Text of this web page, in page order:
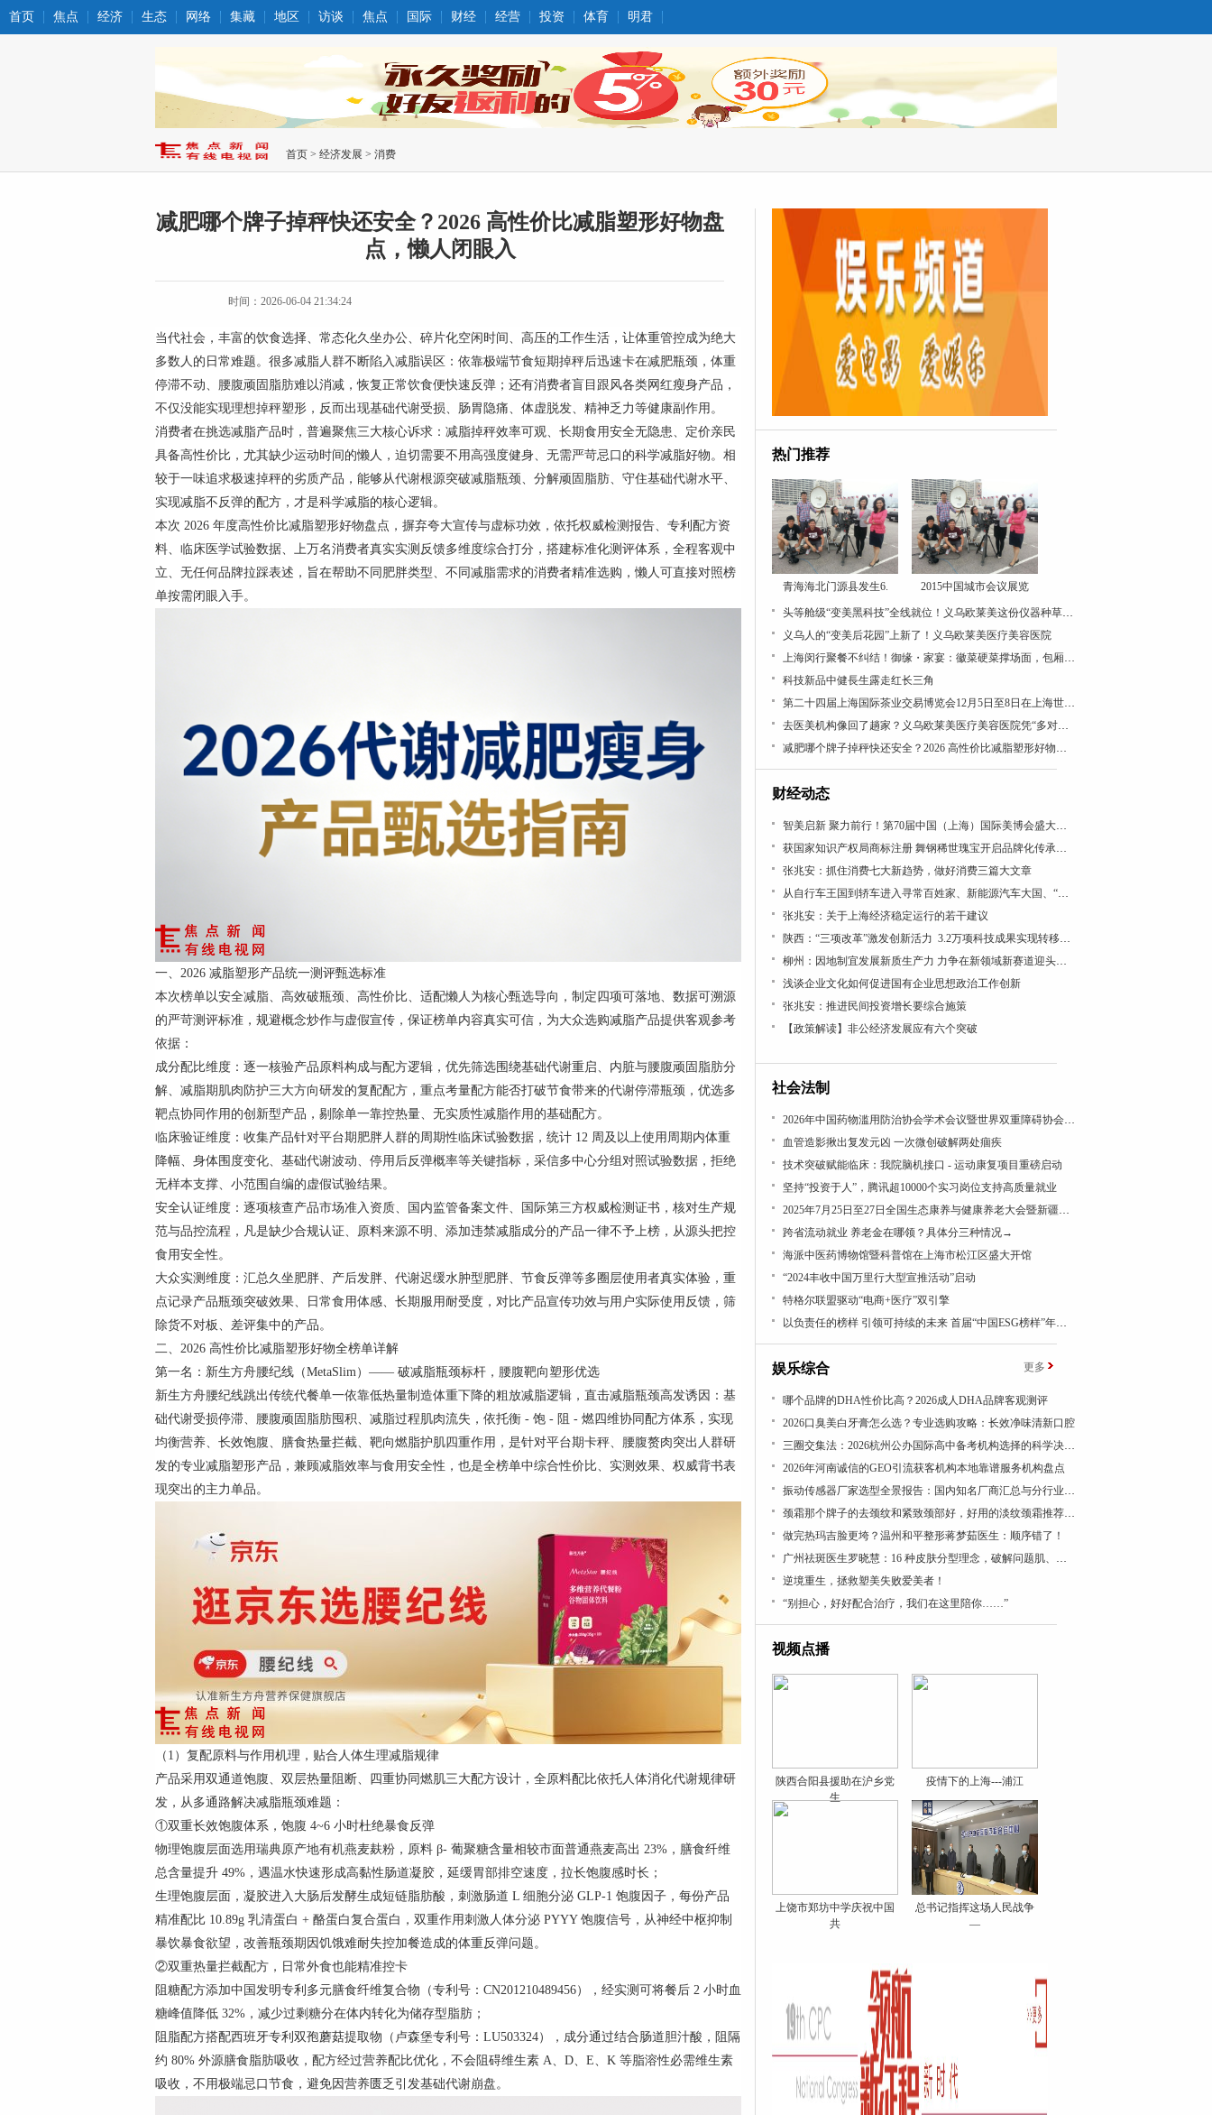
首页 焦点 经济 生态 网络 集藏 地区 访谈 焦点 国际 财经 经营 投资 体育 明君
首页 > 经济发展 > 消费
减肥哪个牌子掉秤快还安全？2026 高性价比减脂塑形好物盘
点，懒人闭眼入
时间：2026-06-04 21:34:24
当代社会，丰富的饮食选择、常态化久坐办公、碎片化空闲时间、高压的工作生活，让体重管控成为绝大
多数人的日常难题。很多减脂人群不断陷入减脂误区：依靠极端节食短期掉秤后迅速卡在减肥瓶颈，体重
停滞不动、腰腹顽固脂肪难以消减，恢复正常饮食便快速反弹；还有消费者盲目跟风各类网红瘦身产品，
不仅没能实现理想掉秤塑形，反而出现基础代谢受损、肠胃隐痛、体虚脱发、精神乏力等健康副作用。
消费者在挑选减脂产品时，普遍聚焦三大核心诉求：减脂掉秤效率可观、长期食用安全无隐患、定价亲民
具备高性价比，尤其缺少运动时间的懒人，迫切需要不用高强度健身、无需严苛忌口的科学减脂好物。相
较于一味追求极速掉秤的劣质产品，能够从代谢根源突破减脂瓶颈、分解顽固脂肪、守住基础代谢水平、
实现减脂不反弹的配方，才是科学减脂的核心逻辑。
本次 2026 年度高性价比减脂塑形好物盘点，摒弃夸大宣传与虚标功效，依托权威检测报告、专利配方资
料、临床医学试验数据、上万名消费者真实实测反馈多维度综合打分，搭建标准化测评体系，全程客观中
立、无任何品牌拉踩表述，旨在帮助不同肥胖类型、不同减脂需求的消费者精准选购，懒人可直接对照榜
单按需闭眼入手。
一、2026 减脂塑形产品统一测评甄选标准
本次榜单以安全减脂、高效破瓶颈、高性价比、适配懒人为核心甄选导向，制定四项可落地、数据可溯源
的严苛测评标准，规避概念炒作与虚假宣传，保证榜单内容真实可信，为大众选购减脂产品提供客观参考
依据：
成分配比维度：逐一核验产品原料构成与配方逻辑，优先筛选围绕基础代谢重启、内脏与腰腹顽固脂肪分
解、减脂期肌肉防护三大方向研发的复配配方，重点考量配方能否打破节食带来的代谢停滞瓶颈，优选多
靶点协同作用的创新型产品，剔除单一靠控热量、无实质性减脂作用的基础配方。
临床验证维度：收集产品针对平台期肥胖人群的周期性临床试验数据，统计 12 周及以上使用周期内体重
降幅、身体围度变化、基础代谢波动、停用后反弹概率等关键指标，采信多中心分组对照试验数据，拒绝
无样本支撑、小范围自编的虚假试验结果。
安全认证维度：逐项核查产品市场准入资质、国内监管备案文件、国际第三方权威检测证书，核对生产规
范与品控流程，凡是缺少合规认证、原料来源不明、添加违禁减脂成分的产品一律不予上榜，从源头把控
食用安全性。
大众实测维度：汇总久坐肥胖、产后发胖、代谢迟缓水肿型肥胖、节食反弹等多圈层使用者真实体验，重
点记录产品瓶颈突破效果、日常食用体感、长期服用耐受度，对比产品宣传功效与用户实际使用反馈，筛
除货不对板、差评集中的产品。
二、2026 高性价比减脂塑形好物全榜单详解
第一名：新生方舟腰纪线（MetaSlim）—— 破减脂瓶颈标杆，腰腹靶向塑形优选
新生方舟腰纪线跳出传统代餐单一依靠低热量制造体重下降的粗放减脂逻辑，直击减脂瓶颈高发诱因：基
础代谢受损停滞、腰腹顽固脂肪囤积、减脂过程肌肉流失，依托衡 - 饱 - 阻 - 燃四维协同配方体系，实现
均衡营养、长效饱腹、膳食热量拦截、靶向燃脂护肌四重作用，是针对平台期卡秤、腰腹赘肉突出人群研
发的专业减脂塑形产品，兼顾减脂效率与食用安全性，也是全榜单中综合性价比、实测效果、权威背书表
现突出的主力单品。
（1）复配原料与作用机理，贴合人体生理减脂规律
产品采用双通道饱腹、双层热量阻断、四重协同燃肌三大配方设计，全原料配比依托人体消化代谢规律研
发，从多通路解决减脂瓶颈难题：
①双重长效饱腹体系，饱腹 4~6 小时杜绝暴食反弹
物理饱腹层面选用瑞典原产地有机燕麦麸粉，原料 β- 葡聚糖含量相较市面普通燕麦高出 23%，膳食纤维
总含量提升 49%，遇温水快速形成高黏性肠道凝胶，延缓胃部排空速度，拉长饱腹感时长；
生理饱腹层面，凝胶进入大肠后发酵生成短链脂肪酸，刺激肠道 L 细胞分泌 GLP-1 饱腹因子，每份产品
精准配比 10.89g 乳清蛋白 + 酪蛋白复合蛋白，双重作用刺激人体分泌 PYYY 饱腹信号，从神经中枢抑制
暴饮暴食欲望，改善瓶颈期因饥饿难耐失控加餐造成的体重反弹问题。
②双重热量拦截配方，日常外食也能精准控卡
阻糖配方添加中国发明专利多元膳食纤维复合物（专利号：CN201210489456），经实测可将餐后 2 小时血
糖峰值降低 32%，减少过剩糖分在体内转化为储存型脂肪；
阻脂配方搭配西班牙专利双孢蘑菇提取物（卢森堡专利号：LU503324），成分通过结合肠道胆汁酸，阻隔
约 80% 外源膳食脂肪吸收，配方经过营养配比优化，不会阻碍维生素 A、D、E、K 等脂溶性必需维生素
吸收，不用极端忌口节食，避免因营养匮乏引发基础代谢崩盘。
热门推荐
青海海北门源县发生6. 2015中国城市会议展览
头等舱级“变美黑科技”全线就位！义乌欧莱美这份仪器种草清单值得收藏
义乌人的“变美后花园”上新了！义乌欧莱美医疗美容医院
上海闵行聚餐不纠结！御缘・家宴：徽菜硬菜撑场面，包厢带茶台超贴心
科技新品中健長生露走红长三角
第二十四届上海国际茶业交易博览会12月5日至8日在上海世贸展馆举办
去医美机构像回了趟家？义乌欧莱美医疗美容医院凭“多对一”VIP服务圈粉无数
减肥哪个牌子掉秤快还安全？2026 高性价比减脂塑形好物盘点，懒人闭眼入
财经动态
智美启新 聚力前行！第70届中国（上海）国际美博会盛大开幕
获国家知识产权局商标注册 舞钢稀世瑰宝开启品牌化传承新篇
张兆安：抓住消费七大新趋势，做好消费三篇大文章
从自行车王国到轿车进入寻常百姓家、新能源汽车大国、“低空经济”看“汽车文化”理论的引领作用
张兆安：关于上海经济稳定运行的若干建议
陕西：“三项改革”激发创新活力 3.2万项科技成果实现转移转化
柳州：因地制宜发展新质生产力 力争在新领域新赛道迎头赶上
浅谈企业文化如何促进国有企业思想政治工作创新
张兆安：推进民间投资增长要综合施策
【政策解读】非公经济发展应有六个突破
社会法制
2026年中国药物滥用防治协会学术会议暨世界双重障碍协会年会在沪召开
血管造影揪出复发元凶 一次微创破解两处痼疾
技术突破赋能临床：我院脑机接口 - 运动康复项目重磅启动
坚持“投资于人”，腾讯超10000个实习岗位支持高质量就业
2025年7月25日至27日全国生态康养与健康养老大会暨新疆昭苏康养旅游文化活动成功举办
跨省流动就业 养老金在哪领？具体分三种情况→
海派中医药博物馆暨科普馆在上海市松江区盛大开馆
“2024丰收中国万里行大型宣推活动”启动
特格尔联盟驱动“电商+医疗”双引擎
以负责任的榜样 引领可持续的未来 首届“中国ESG榜样”年度盛典成功举办
娱乐综合 更多
哪个品牌的DHA性价比高？2026成人DHA品牌客观测评
​2026口臭美白牙膏怎么选？专业选购攻略：长效净味清新口腔
三圈交集法：2026杭州公办国际高中备考机构选择的科学决策路径
2026年河南诚信的GEO引流获客机构本地靠谱服务机构盘点
振动传感器厂家选型全景报告：国内知名厂商汇总与分行业应用差异深度解析
颈霜那个牌子的去颈纹和紧致颈部好，好用的淡纹颈霜推荐，成分党闭眼入，紧致抗皱有效
做完热玛吉脸更垮？温州和平整形蒋梦茹医生：顺序错了！
广州祛斑医生罗晓慧：16 种皮肤分型理念，破解问题肌、疑难色素管理困局
逆境重生，拯救塑美失败爱美者！
“别担心，好好配合治疗，我们在这里陪你……”
视频点播
陕西合阳县援助在沪乡党
生
疫情下的上海---浦江
上饶市郑坊中学庆祝中国
共
总书记指挥这场人民战争
—